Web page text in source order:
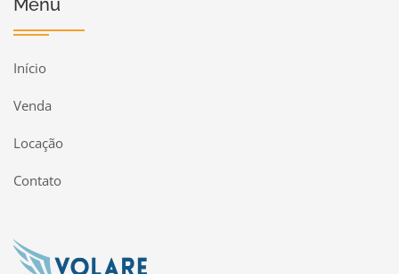
Menu
Início
Venda
Locação
Contato
Página inicial